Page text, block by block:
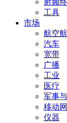
射频
工具
市场
航空
汽车
宽带
广播
工业
医疗
军事
移动
仪器